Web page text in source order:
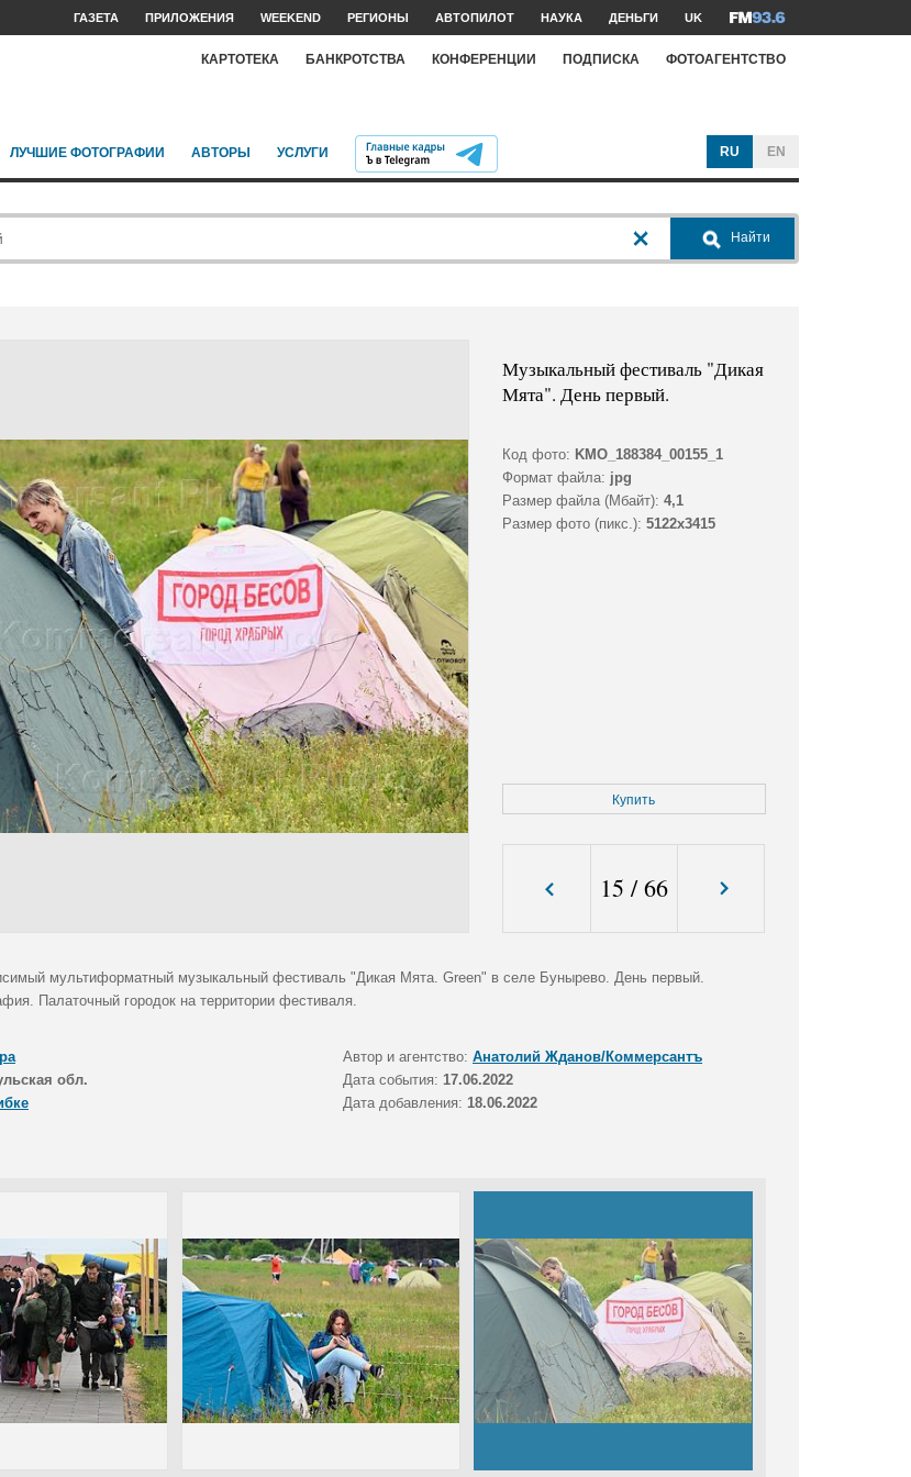
ГАЗЕТА ПРИЛОЖЕНИЯ WEEKEND РЕГИОНЫ АВТОПИЛОТ НАУКА ДЕНЬГИ UK
КАРТОТЕКА БАНКРОТСТВА КОНФЕРЕНЦИИ ПОДПИСКА ФОТОАГЕНТСТВО
ЛУЧШИЕ ФОТОГРАФИИ АВТОРЫ УСЛУГИ RU EN
Найти
Музыкальный фестиваль "Дикая
Мята". День первый.
Код фото: KMO_188384_00155_1
Формат файла: jpg
Размер файла (Мбайт): 4,1
Размер фото (пикс.): 5122x3415
Купить
15 /66
мультиформатный музыкальный фестиваль "Дикая Мята. Green" в селе Бунырево. День первый.
Палаточный городок на территории фестиваля.
Автор и агентство: Анатолий Жданов/Коммерсантъ
обл. Дата события: 17.06.2022
Дата добавления: 18.06.2022